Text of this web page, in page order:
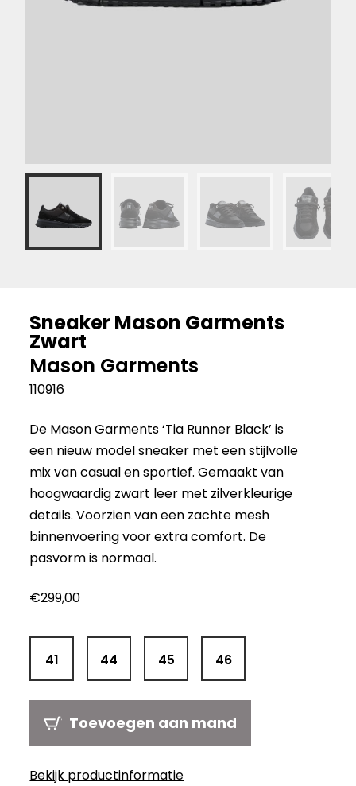
Sneaker Mason Garments
Zwart
Mason Garments
110916
De Mason Garments ‘Tia Runner Black’ is
een nieuw model sneaker met een stijlvolle
mix van casual en sportief. Gemaakt van
hoogwaardig zwart leer met zilverkleurige
details. Voorzien van een zachte mesh
binnenvoering voor extra comfort. De
pasvorm is normaal.
€299,00
41 44 45 46
Toevoegen aan mand
Bekijk productinformatie